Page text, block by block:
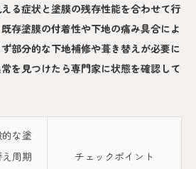
る症状と塗膜の残存性能を合わせて行
存塗膜の付着性や下地の痛み具合によ
部分的な下地補修や葺き替えが必要に
を見つけたら専門家に状態を確認して
な塗
え周期
チェックポイント